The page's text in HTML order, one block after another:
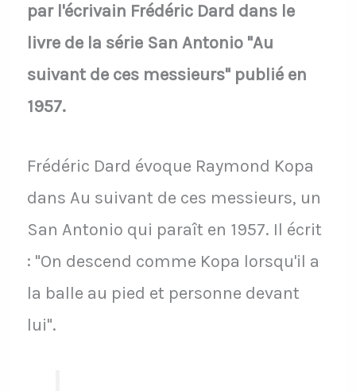
par l'écrivain Frédéric Dard dans le
livre de la série San Antonio "Au
suivant de ces messieurs" publié en
1957.
Frédéric Dard évoque Raymond Kopa
dans Au suivant de ces messieurs, un
San Antonio qui paraît en 1957. Il écrit
: "On descend comme Kopa lorsqu'il a
la balle au pied et personne devant
lui".